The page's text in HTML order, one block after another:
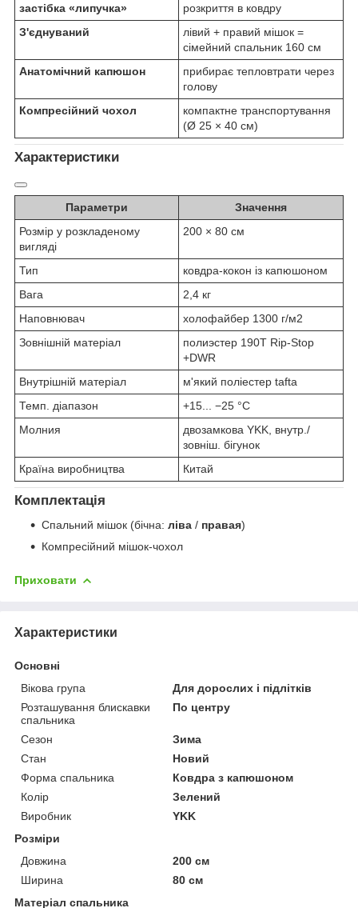
застібка «липучка»
розкриття в ковдру
З'єднуваний
лівий + правий мішок =
сімейний спальник 160 см
Анатомічний капюшон
прибирає тепловтрати через
голову
Компресійний чохол
компактне транспортування
(Ø 25 × 40 см)
Характеристики
Параметри
Значення
Розмір у розкладеному
вигляді
200 × 80 см
Тип
ковдра-кокон із капюшоном
Вага
2,4 кг
Наповнювач
холофайбер 1300 г/м2
Зовнішній матеріал
полиэстер 190T Rip-Stop
+DWR
Внутрішній матеріал
м'який поліестер tafta
Темп. діапазон
+15... −25 °C
Молния
двозамкова YKK, внутр./
зовніш. бігунок
Країна виробництва
Китай
Комплектація
Спальний мішок (бічна: ліва / правая)
Компресійний мішок-чохол
Приховати
Характеристики
Основні
Вікова група
Для дорослих і підлітків
Розташування блискавки
спальника
По центру
Сезон
Зима
Стан
Новий
Форма спальника
Ковдра з капюшоном
Колір
Зелений
Виробник
YKK
Розміри
Довжина
200 см
Ширина
80 см
Матеріал спальника